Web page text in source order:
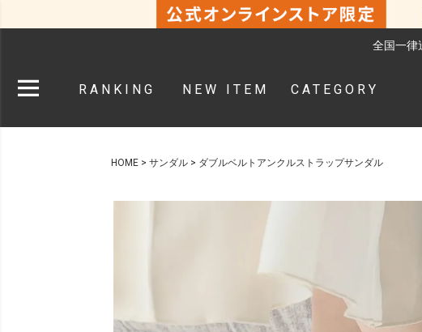
全国一律
RANKING NEW ITEM CATEGORY
HOME サンダル ダブルベルトアンクルストラップサンダル